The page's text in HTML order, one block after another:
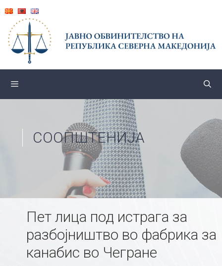
content
СООПШТЕНИЈА
Пет лица под истрага за
разбојништво во фабрика за
канабис во Чегране